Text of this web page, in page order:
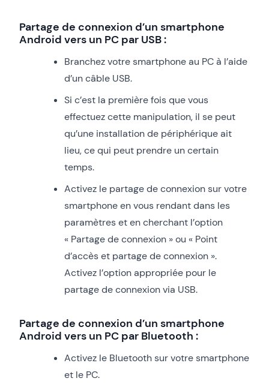
Partage de connexion d’un smartphone
Android vers un PC par USB :
Branchez votre smartphone au PC à l’aide
d’un câble USB.
Si c’est la première fois que vous
effectuez cette manipulation, il se peut
qu’une installation de périphérique ait
lieu, ce qui peut prendre un certain
temps.
Activez le partage de connexion sur votre
smartphone en vous rendant dans les
paramètres et en cherchant l’option
« Partage de connexion » ou « Point
d’accès et partage de connexion ».
Activez l’option appropriée pour le
partage de connexion via USB.
Partage de connexion d’un smartphone
Android vers un PC par Bluetooth :
Activez le Bluetooth sur votre smartphone
et le PC.